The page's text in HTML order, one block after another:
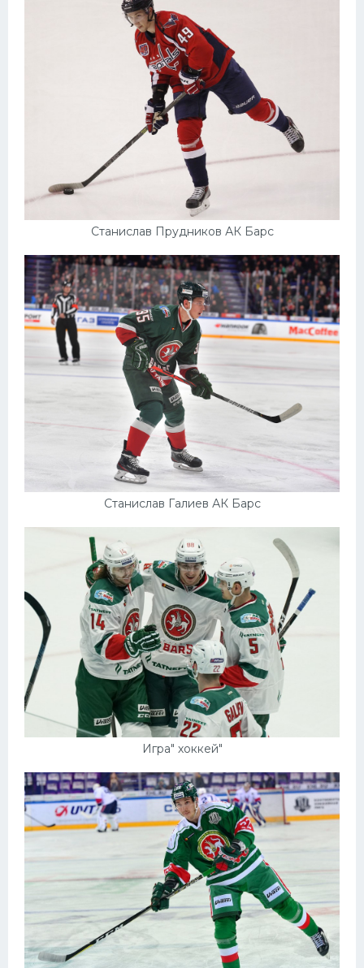
Станислав Прудников АК Барс
Станислав Галиев АК Барс
Игра" хоккей"